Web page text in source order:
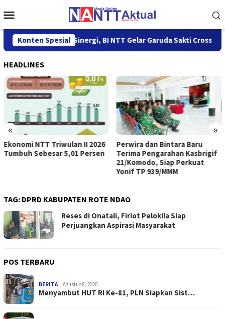
ke
Mobile
Konten Spesial
Jalin Sinergi, BI NTT Gelar Garuda Sakti Cross Border Fest
HEADLINES
« »
Ekonomi NTT Triwulan II 2026
Tumbuh Sebesar 5,01 Persen
Perwira dan Bintara Baru
Terima Pengarahan Kasbrigif
21/Komodo, Siap Perkuat
Yonif TP 939/MMM
TAG: DPRD KABUPATEN ROTE NDAO
Reses di Onatali, Firlot Pelokila Siap
Perjuangkan Aspirasi Masyarakat
POS TERBARU
BERITA Agustus 8, 2026
Menyambut HUT RI Ke-81, PLN Siapkan Sist…